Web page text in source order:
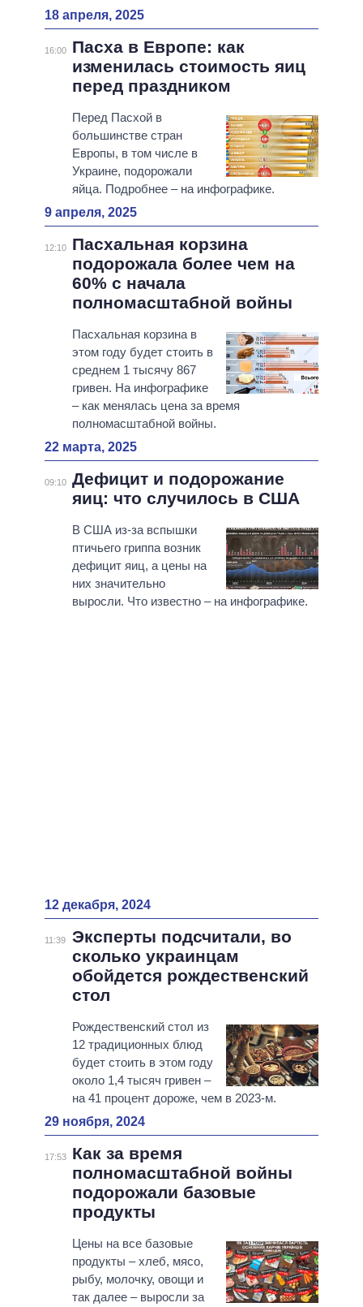
18 апреля, 2025
16:00
Пасха в Европе: как
изменилась стоимость яиц
перед праздником
Перед Пасхой в
большинстве стран
Европы, в том числе в
Украине, подорожали
яйца. Подробнее – на инфографике.
9 апреля, 2025
12:10
Пасхальная корзина
подорожала более чем на
60% с начала
полномасштабной войны
Пасхальная корзина в
этом году будет стоить в
среднем 1 тысячу 867
гривен. На инфографике
– как менялась цена за время
полномасштабной войны.
22 марта, 2025
09:10 Дефицит и подорожание
яиц: что случилось в США
В США из-за вспышки
птичьего гриппа возник
дефицит яиц, а цены на
них значительно
выросли. Что известно – на инфографике.
12 декабря, 2024
11:39
Эксперты подсчитали, во
сколько украинцам
обойдется рождественский
стол
Рождественский стол из
12 традиционных блюд
будет стоить в этом году
около 1,4 тысяч гривен –
на 41 процент дороже, чем в 2023-м.
29 ноября, 2024
17:53
Как за время
полномасштабной войны
подорожали базовые
продукты
Цены на все базовые
продукты – хлеб, мясо,
рыбу, молочку, овощи и
так далее – выросли за